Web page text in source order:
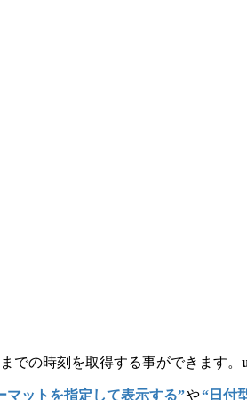
での時刻を取得する事ができます。
マットを指定して表示する”や“日付